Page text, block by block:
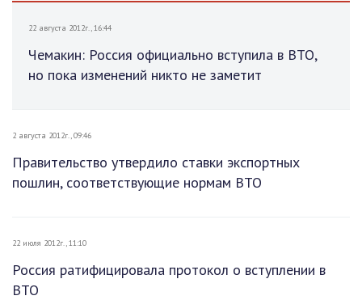
22 августа 2012г., 16:44
Чемакин: Россия официально вступила в ВТО,
но пока изменений никто не заметит
2 августа 2012г., 09:46
Правительство утвердило ставки экспортных
пошлин, соответствующие нормам ВТО
22 июля 2012г., 11:10
Россия ратифицировала протокол о вступлении в
ВТО